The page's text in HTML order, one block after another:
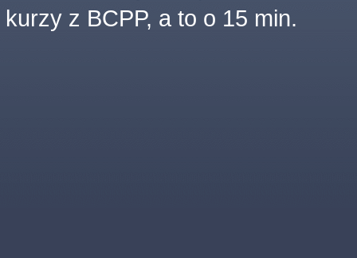
kurzy z BCPP, a to o 15 min.